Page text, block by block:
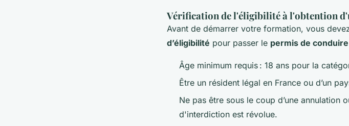
Vérification de l'éligibilité à l'obtention
Avant de démarrer votre formation, vous
d’éligibilité pour passer le permis de
Âge minimum requis : 18 ans pour la
Être un résident légal en France ou d’un
Ne pas être sous le coup d’une annulation
d'interdiction est révolue.